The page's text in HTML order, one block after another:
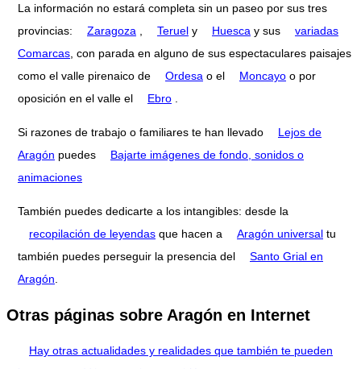
La información no estará completa sin un paseo por sus tres
provincias:
Zaragoza Teruel y Huesca y sus
variadas
Comarcas , con parada en alguno de sus espectaculares paisajes
como el valle pirenaico de
Ordesa o el Moncayo o por
oposición en el valle el
Ebro
Si razones de trabajo o familiares te han llevado
Lejos de
Aragón puedes
Bajarte imágenes de fondo, sonidos o
animaciones
También puedes dedicarte a los intangibles: desde la
recopilación de leyendas que hacen a Aragón universal tu
también puedes perseguir la presencia del
Santo Grial en
Aragón
Otras páginas sobre Aragón en Internet
Hay otras actualidades y realidades que también te pueden